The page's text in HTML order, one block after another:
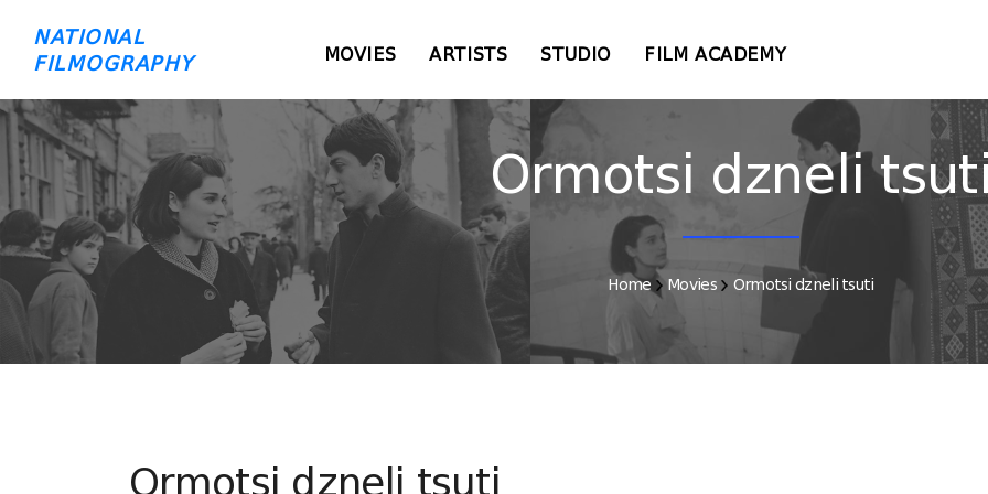
NATIONAL
FILMOGRAPHY
MOVIES ARTISTS STUDIO FILM ACADEMY
Ormotsi dzneli
Home Movies Ormotsi dzneli tsuti
Ormotsi dzneli tsuti